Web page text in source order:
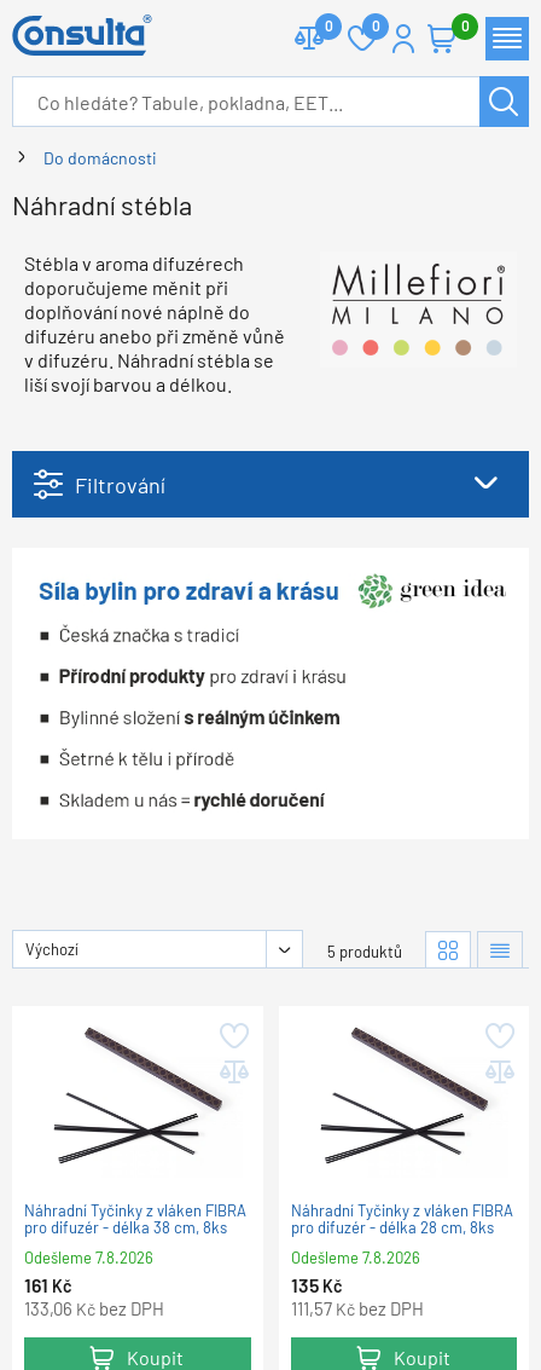
0 0 0
Do domácnosti
Náhradní stébla
Stébla v aroma difuzérech
doporučujeme měnit při
doplňování nové náplně do
difuzéru anebo při změně vůně
v difuzéru. Náhradní stébla se
liší svojí barvou a délkou.
Filtrování
Výchozí 5 produktů
Náhradní Tyčinky z vláken FIBRA
pro difuzér - délka 38 cm, 8ks
Odešleme7.8.2026
161 Kč
133,06 Kč bez DPH
Koupit
Náhradní Tyčinky z vláken FIBRA
pro difuzér - délka 28 cm, 8ks
Odešleme7.8.2026
135 Kč
111,57 Kč bez DPH
Koupit